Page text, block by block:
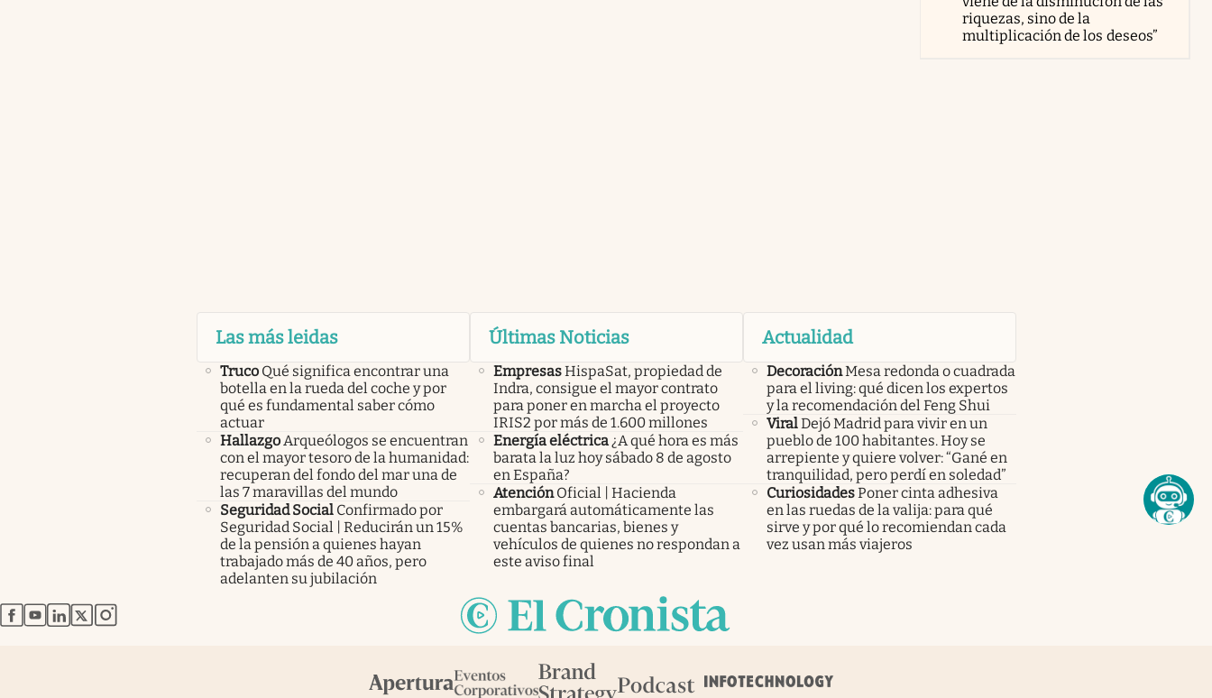
riquezas, sino de la
multiplicación de los deseos”
Las más leidas
Truco Qué significa encontrar una
botella en la rueda del coche y por
qué es fundamental saber cómo
actuar
Hallazgo Arqueólogos se encuentran
con el mayor tesoro de la humanidad:
recuperan del fondo del mar una de
las 7 maravillas del mundo
Seguridad Social Confirmado por
Seguridad Social | Reducirán un 15%
de la pensión a quienes hayan
trabajado más de 40 años, pero
adelanten su jubilación
Últimas Noticias
EmpresasHispaSat, propiedad de
Indra, consigue el mayor contrato
para poner en marcha el proyecto
IRIS2 por más de 1.600 millones
Energía eléctrica ¿A qué hora es más
barata la luz hoy sábado 8 de agosto
en España?
Atención Oficial | Hacienda
embargará automáticamente las
cuentas bancarias, bienes y
vehículos de quienes no respondan a
este aviso final
Actualidad
DecoraciónMesa redonda o cuadrada
para el living: qué dicen los expertos
y la recomendación del Feng Shui
ViralDejó Madrid para vivir en un
pueblo de 100 habitantes. Hoy se
arrepiente y quiere volver: “Gané en
tranquilidad, pero perdí en soledad”
CuriosidadesPoner cinta adhesiva
en las ruedas de la valija: para qué
sirve y por qué lo recomiendan cada
vez usan más viajeros
abre en nueva pestaña
abre en nueva pestaña
abre en nueva pestaña
abre en nueva pestaña
abre en nueva pestaña